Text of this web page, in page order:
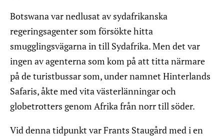
Botswana var nedlusat av sydafrikanska
regeringsagenter som försökte hitta
smugglingsvägarna in till Sydafrika. Men det var
ingen av agenterna som kom på att titta närmare
på de turistbussar som, under namnet Hinterlands
Safaris, åkte med vita västerlänningar och
globetrotters genom Afrika från norr till söder.
Vid denna tidpunkt var Frants Staugård med i en